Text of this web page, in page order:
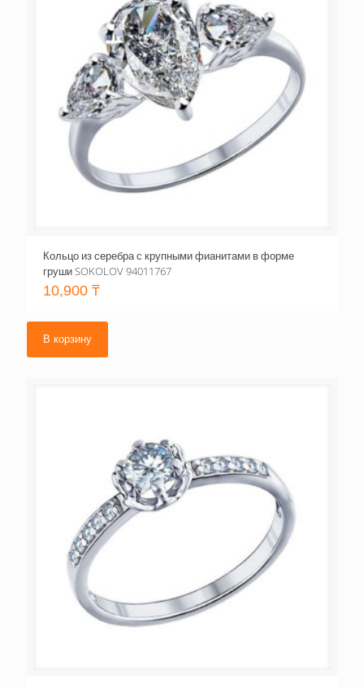
Кольцо из серебра с крупными фианитами в форме
груши SOKOLOV 94011767
10,900 ₸
В корзину